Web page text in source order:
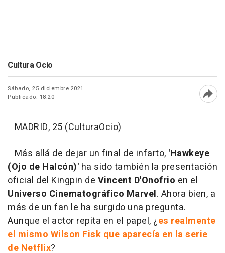
Cultura Ocio
Sábado, 25 diciembre 2021
Publicado: 18:20
MADRID, 25 (CulturaOcio)
Más allá de dejar un final de infarto, 'Hawkeye
(Ojo de Halcón)' ha sido también la presentación
oficial del Kingpin de Vincent D'Onofrio en el
Universo Cinematográfico Marvel. Ahora bien, a
más de un fan le ha surgido una pregunta.
Aunque el actor repita en el papel, ¿es realmente
el mismo Wilson Fisk que aparecía en la serie
de Netflix?